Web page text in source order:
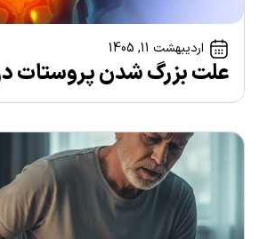
اردیبهشت 11, 1405
علت بزرگ شدن پروستات